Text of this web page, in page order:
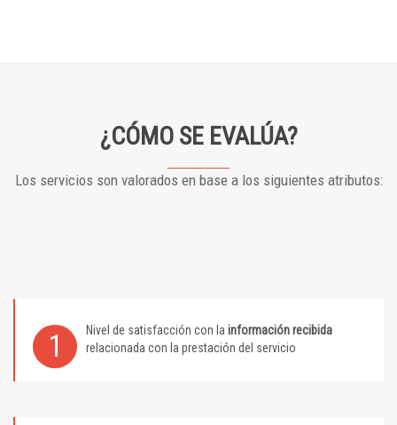
¿CÓMO SE EVALÚA?
Los servicios son valorados en base a los siguientes atributos:
1 Nivel de satisfacción con la información recibida
relacionada con la prestación del servicio